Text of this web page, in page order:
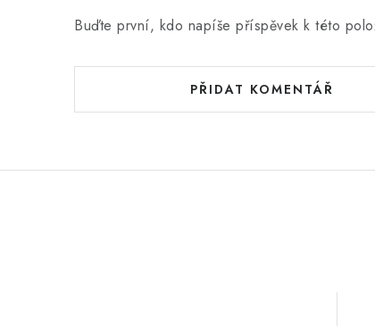
n
Buďte první, kdo napíše příspěvek k této
PŘIDAT KOMENTÁŘ